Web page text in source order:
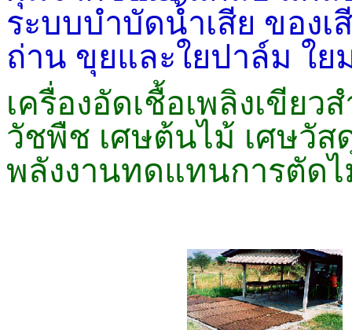
ระบบบำบัดน้ำเสีย ของเ
ถ่าน ขุยและใยปาล์ม ใย
เครื่องอัดเชื้อเพลิงเขียว
วัชพืช เศษต้นไม้ เศษวัส
พลังงานทดแทนการตัด